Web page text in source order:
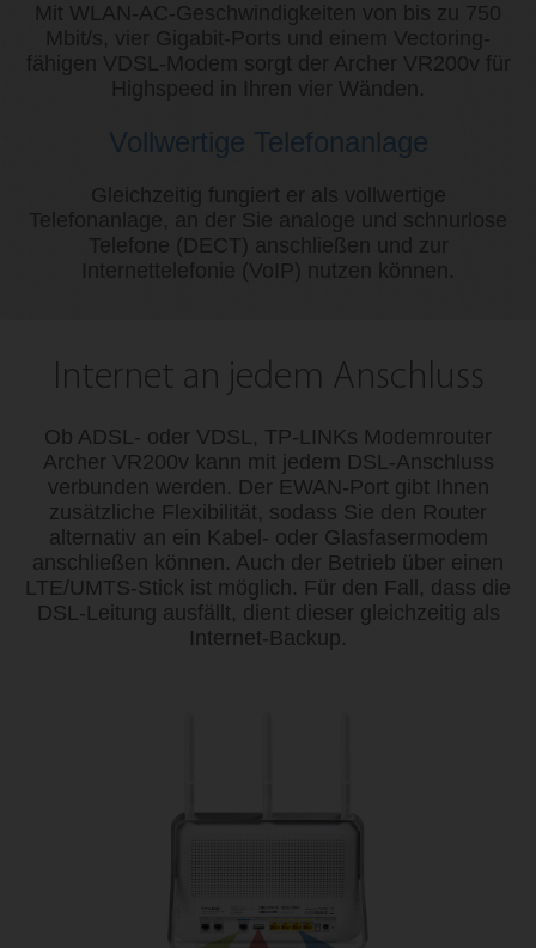
Mit WLAN-AC-Geschwindigkeiten von bis zu 750
Mbit/s, vier Gigabit-Ports und einem Vectoring-
fähigen VDSL-Modem sorgt der Archer VR200v für
Highspeed in Ihren vier Wänden.
Vollwertige Telefonanlage
Gleichzeitig fungiert er als vollwertige
Telefonanlage, an der Sie analoge und schnurlose
Telefone (DECT) anschließen und zur
Internettelefonie (VoIP) nutzen können.
Internet an jedem Anschluss
Ob ADSL- oder VDSL, TP-LINKs Modemrouter
Archer VR200v kann mit jedem DSL-Anschluss
verbunden werden. Der EWAN-Port gibt Ihnen
zusätzliche Flexibilität, sodass Sie den Router
alternativ an ein Kabel- oder Glasfasermodem
anschließen können. Auch der Betrieb über einen
LTE/UMTS-Stick ist möglich. Für den Fall, dass die
DSL-Leitung ausfällt, dient dieser gleichzeitig als
Internet-Backup.